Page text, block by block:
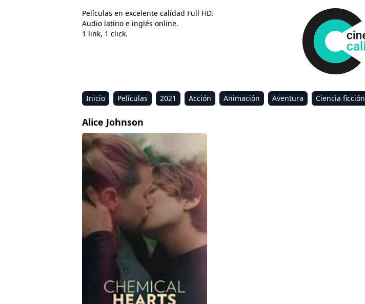
Películas en excelente calidad Full HD.
Audio latino e inglés online.
1 link, 1 click.
Inicio Películas 2021 Acción Animación Aventura Ciencia ficción
Estreno
Alice Johnson
Efectos colaterales del amor